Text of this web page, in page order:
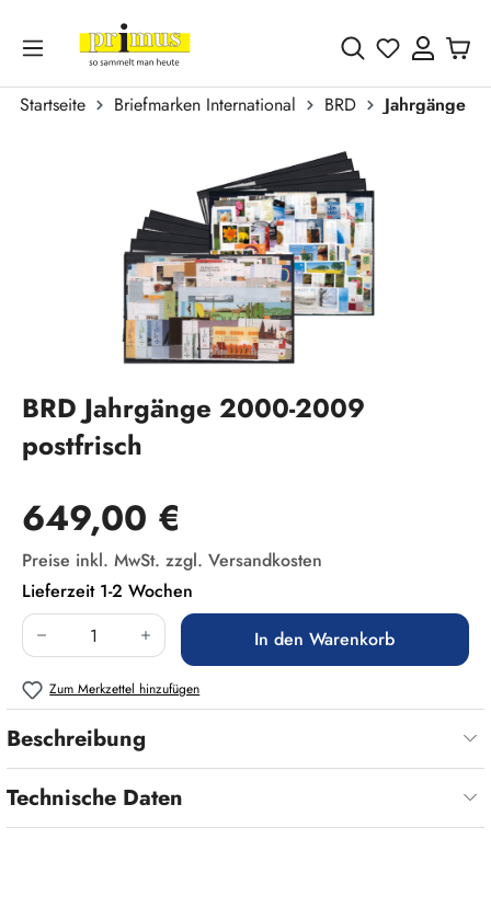
Zum Hauptinhalt springen
Du hast 0
Startseite Briefmarken International BRD
Jahrgänge
BRD Jahrgänge 2000-2009
postfrisch
Regulärer Preis:
649,00 €
Preise inkl. MwSt. zzgl. Versandkosten
Lieferzeit 1-2 Wochen
Produkt Anzahl: Gib den gewünschten Wert
In den Warenkorb
Zum Merkzettel hinzufügen
Beschreibung
Technische Daten